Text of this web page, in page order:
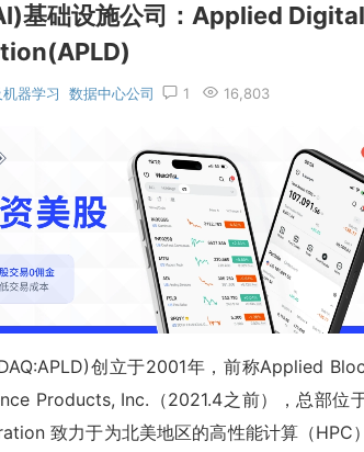
基础设施公司：Applied Digital
器学习 数据中心公司 1 16,803
创立于2001年，前称Applied
Products, Inc.（2021.4之前），总部位
致力于为北美地区的高性能计算（HPC